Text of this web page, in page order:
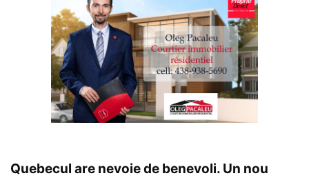
Quebecul are nevoie de benevoli. Un nou